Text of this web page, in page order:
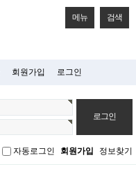
메뉴 검색
회원가입 로그인
자동로그인 회원가입 정보찾기